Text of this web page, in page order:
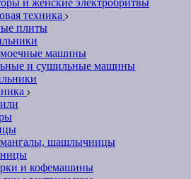
и женские электробритвы
техника
плиты
машины
и сушильные машины
шашлычницы
и кофемашины